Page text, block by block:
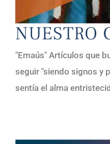
NUESTRO
"Emaús" Artículos que
seguir "siendo signos y
sentía el alma